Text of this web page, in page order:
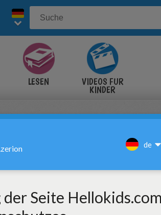
LESEN VIDEOS FÜR
KINDER